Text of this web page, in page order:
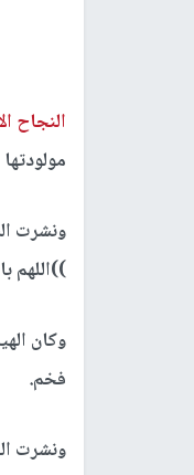
النجاح
ونشرت
))اللهم
فخم.
ونشرت